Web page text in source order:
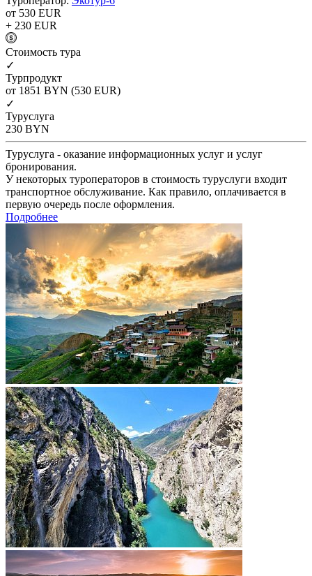
от 530 EUR
+ 230 EUR
Cтоимость тура
✓
Турпродукт
от 1851 BYN (530 EUR)
✓
Туруслуга
230 BYN
Туруслуга - оказание информационных услуг и услуг
бронирования.
У некоторых туроператоров в стоимость туруслуги входит
транспортное обслуживание. Как правило, оплачивается в
первую очередь после оформления.
Подробнее